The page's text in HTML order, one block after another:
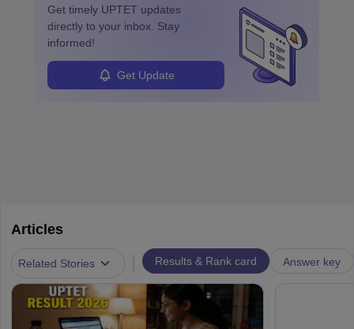
Get timely UPTET updates
directly to your inbox. Stay
informed!
Get Update
Articles
Related Stories Results & Rank card Answer key